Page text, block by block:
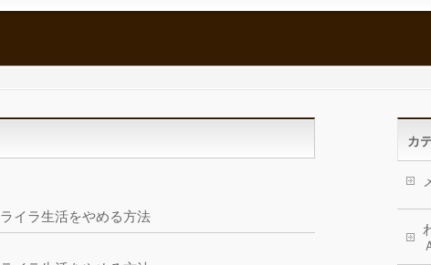
イラ生活をやめる方法
カ